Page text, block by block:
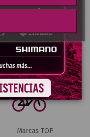
Envíos 24-48h
Marcas TOP